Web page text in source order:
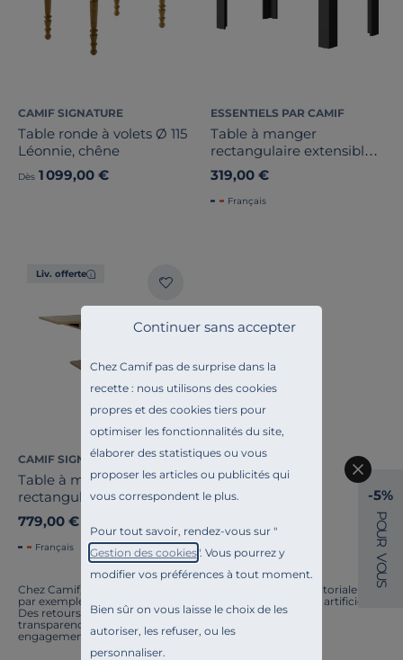
Chez Camif pas de surprise dans la
recette : nous utilisons des cookies
propres et des cookies tiers pour
optimiser les fonctionnalités du site,
élaborer des statistiques ou vous
proposer les articles ou publicités qui
vous correspondent le plus.
Pour tout savoir, rendez-vous sur "
Gestion des cookies". Vous pourrez y
modifier vos préférences à tout moment.
Bien sûr on vous laisse le choix de les
autoriser, les refuser, ou les
personnaliser.
Continuer sans accepter
CAMIF SIGNATURE
Table ronde à volets Ø 115
Léonnie, chêne
Dès 1 099,00 €
ESSENTIELS PAR CAMIF
Table à manger
rectangulaire extensible
décor bois et noir 6 à 8
personnes Garance
319,00 €
Français
Liv. offerte
CAMIF SIGNATURE
Table à manger
rectangulaire extensible
décor bois et blanc 8 à 10
personnes Gustave
779,00 €
Français
Chez Camif, on innove en permanence. Notre équipe éditoriale a
par exemple généré cette page à l'aide d'une intelligence artificielle.
Des retours ? Nous sommes à l'écoute. Tout comme la
transparence, l'amélioration continue fait partie de nos
engagements.
Pays de fabrication
-5%
P
O
U
R
V
O
U
S